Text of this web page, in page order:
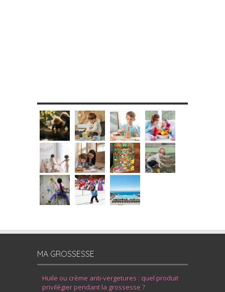
MA GROSSESSE
Huile ou crème anti-vergetures : quel produit
privilégier pendant la grossesse ?